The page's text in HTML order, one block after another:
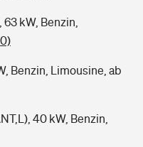
63 kW, Benzin,
Benzin, Limousine, ab
40 kW, Benzin,